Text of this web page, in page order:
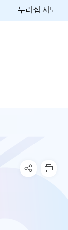
누리집 지도